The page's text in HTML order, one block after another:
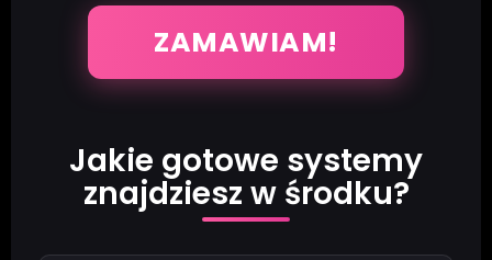
ZAMAWIAM!
Jakie gotowe systemy
znajdziesz w środku?